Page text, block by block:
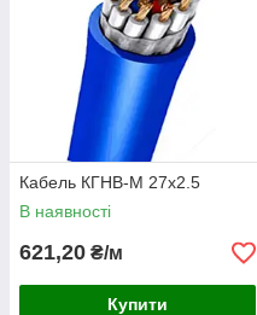
Кабель КГНВ-М 27х2.5
В наявності
621,20 ₴/м
Купити